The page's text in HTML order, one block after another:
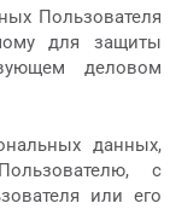
Пользователя
для защиты
деловом
данных,
с
или его